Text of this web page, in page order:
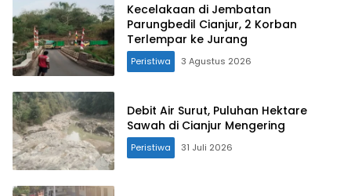
Kecelakaan di Jembatan
Parungbedil Cianjur, 2 Korban
Terlempar ke Jurang
Peristiwa 3 Agustus 2026
Debit Air Surut, Puluhan Hektare
Sawah di Cianjur Mengering
Peristiwa 31 Juli 2026